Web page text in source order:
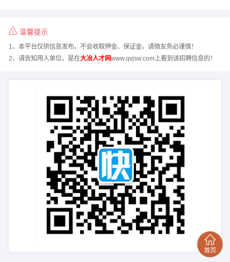
温馨提示
1、本平台仅供信息发布，不会收取押金、保证金，请微友务必谨慎！
2、请告知用人单位，是在大冶人才网www.qvjsw.com上看到该招聘信息的！